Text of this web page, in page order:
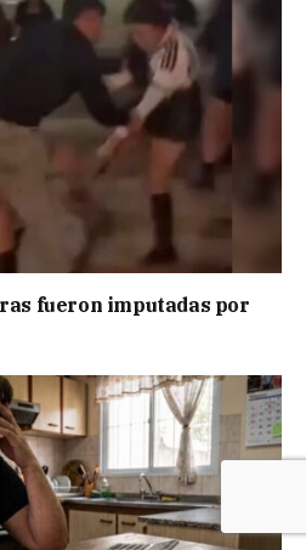
fueron imputadas por